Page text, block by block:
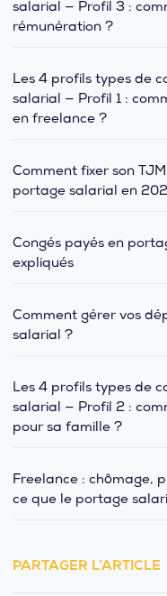
salarial — Profil 3 :
rémunération ?
Les 4 profils types de
salarial — Profil 1 :
en freelance ?
Comment fixer son
portage salarial en
Congés payés en
expliqués
Comment gérer vos
salarial ?
Les 4 profils types de
salarial — Profil 2 :
pour sa famille ?
Freelance : chômage,
ce que le portage
PARTAGER L’ARTICLE